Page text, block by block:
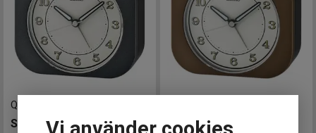
QHE195K
SEIKO Väckarklocka SEIKO Väckarklocka